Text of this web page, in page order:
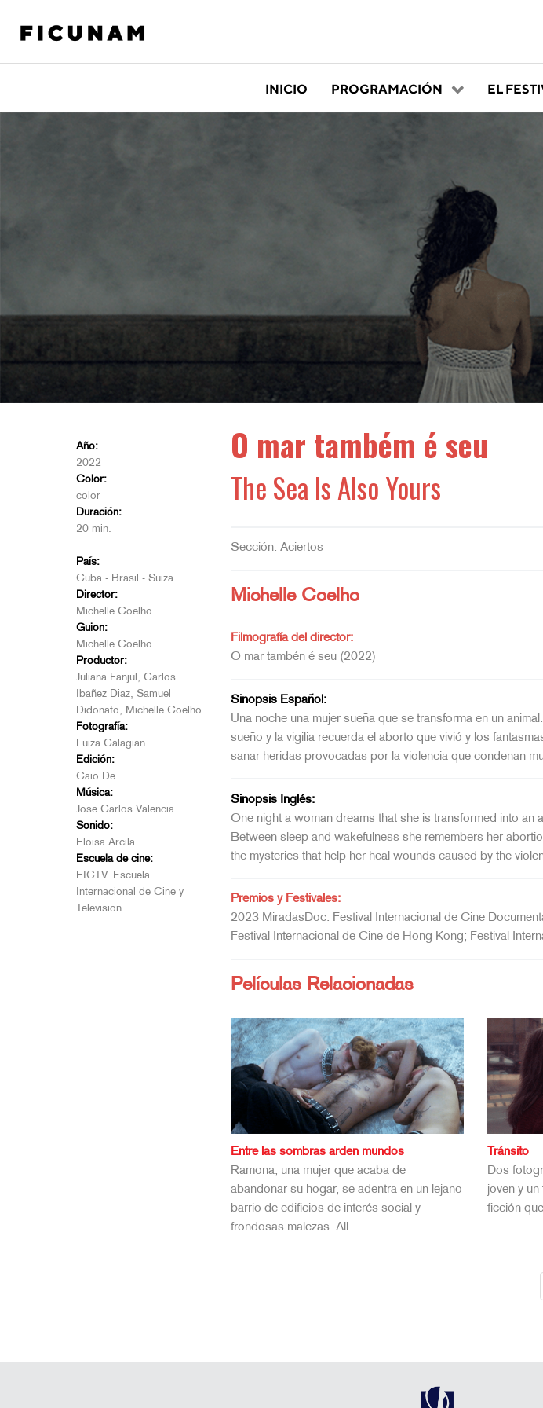
INICIO PROGRAMACIÓN EL
Año:
2022
Color:
color
Duración:
20 min.
País:
Cuba - Brasil - Suiza
Director:
Michelle Coelho
Guion:
Michelle Coelho
Productor:
Juliana Fanjul, Carlos
Ibañez Diaz, Samuel
Didonato, Michelle Coelho
Fotografía:
Luiza Calagian
Edición:
Caio De
Música:
José Carlos Valencia
Sonido:
Eloísa Arcila
Escuela de cine:
EICTV. Escuela
Internacional de Cine y
Televisión
O mar também é seu
The Sea Is Also Yours
Sección: Aciertos
Michelle Coelho
Filmografía del director:
O mar tambén é seu (2022)
Sinopsis Español:
Una noche una mujer sueña que se transforma en un
sueño y la vigilia recuerda el aborto que vivió y los
sanar heridas provocadas por la violencia que condenan
Sinopsis Inglés:
One night a woman dreams that she is transformed into an
Between sleep and wakefulness she remembers her
the mysteries that help her heal wounds caused by the
Premios y Festivales:
2023 MiradasDoc. Festival Internacional de Cine
Festival Internacional de Cine de Hong Kong; Festival
Películas Relacionadas